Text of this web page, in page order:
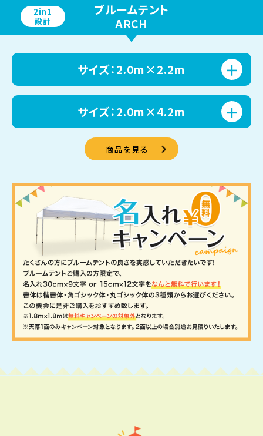
2in1
設計
ブルームテント
ARCH
サイズ：2.0m×2.2m
サイズ：2.0m×4.2m
商品を見る